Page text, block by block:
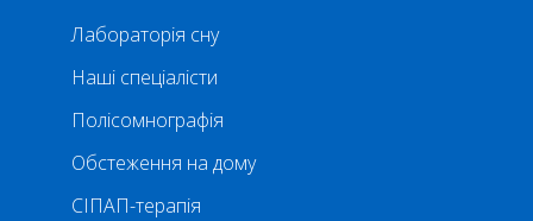
Лабораторія сну
Наші спеціалісти
Полісомнографія
Обстеження на дому
СІПАП-терапія